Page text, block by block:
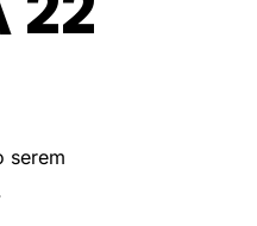
serem